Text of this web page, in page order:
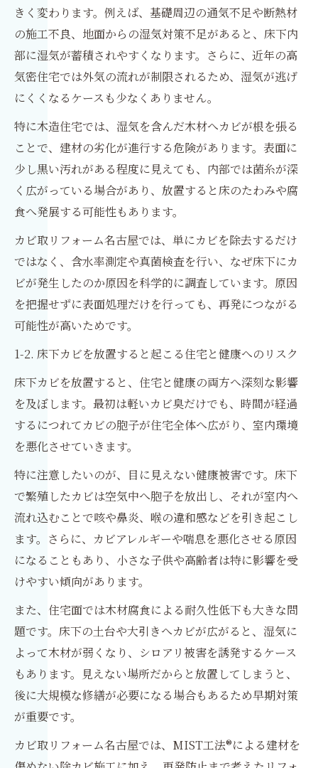
きく変わります。例えば、基礎周辺の通気不足や断熱材
の施工不良、地面からの湿気対策不足があると、床下内
部に湿気が蓄積されやすくなります。さらに、近年の高
気密住宅では外気の流れが制限されるため、湿気が逃げ
にくくなるケースも少なくありません。
特に木造住宅では、湿気を含んだ木材へカビが根を張る
ことで、建材の劣化が進行する危険があります。表面に
少し黒い汚れがある程度に見えても、内部では菌糸が深
く広がっている場合があり、放置すると床のたわみや腐
食へ発展する可能性もあります。
カビ取リフォーム名古屋では、単にカビを除去するだけ
ではなく、含水率測定や真菌検査を行い、なぜ床下にカ
ビが発生したのか原因を科学的に調査しています。原因
を把握せずに表面処理だけを行っても、再発につながる
可能性が高いためです。
1-2. 床下カビを放置すると起こる住宅と健康へのリスク
床下カビを放置すると、住宅と健康の両方へ深刻な影響
を及ぼします。最初は軽いカビ臭だけでも、時間が経過
するにつれてカビの胞子が住宅全体へ広がり、室内環境
を悪化させていきます。
特に注意したいのが、目に見えない健康被害です。床下
で繁殖したカビは空気中へ胞子を放出し、それが室内へ
流れ込むことで咳や鼻炎、喉の違和感などを引き起こし
ます。さらに、カビアレルギーや喘息を悪化させる原因
になることもあり、小さな子供や高齢者は特に影響を受
けやすい傾向があります。
また、住宅面では木材腐食による耐久性低下も大きな問
題です。床下の土台や大引きへカビが広がると、湿気に
よって木材が弱くなり、シロアリ被害を誘発するケース
もあります。見えない場所だからと放置してしまうと、
後に大規模な修繕が必要になる場合もあるため早期対策
が重要です。
カビ取リフォーム名古屋では、MIST工法®による建材を